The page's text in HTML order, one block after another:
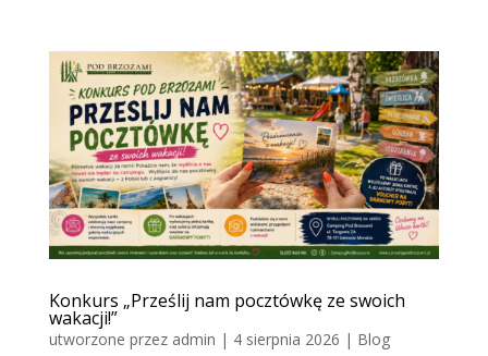
Konkurs „Prześlij nam pocztówkę ze swoich
wakacji!”
utworzone przez admin | 4 sierpnia 2026 | Blog